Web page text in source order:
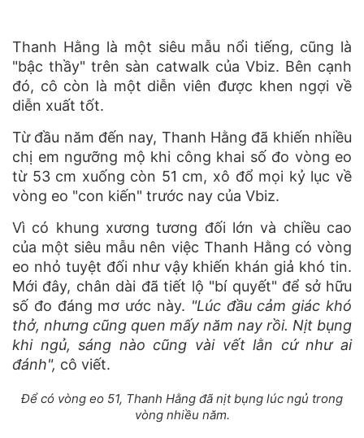
Thanh Hằng là một siêu mẫu nổi tiếng, cũng là
"bậc thầy" trên sàn catwalk của Vbiz. Bên cạnh
đó, cô còn là một diễn viên được khen ngợi về
diễn xuất tốt.
Từ đầu năm đến nay, Thanh Hằng đã khiến nhiều
chị em ngưỡng mộ khi công khai số đo vòng eo
từ 53 cm xuống còn 51 cm, xô đổ mọi kỷ lục về
vòng eo "con kiến" trước nay của Vbiz.
Vì có khung xương tương đối lớn và chiều cao
của một siêu mẫu nên việc Thanh Hằng có vòng
eo nhỏ tuyệt đối như vậy khiến khán giả khó tin.
Mới đây, chân dài đã tiết lộ "bí quyết" để sở hữu
số đo đáng mơ ước này. "Lúc đầu cảm giác khó
thở, nhưng cũng quen mấy năm nay rồi. Nịt bụng
khi ngủ, sáng nào cũng vài vết lằn cứ như ai
đánh", cô viết.
Để có vòng eo 51, Thanh Hằng đã nịt bụng lúc ngủ trong
vòng nhiều năm.